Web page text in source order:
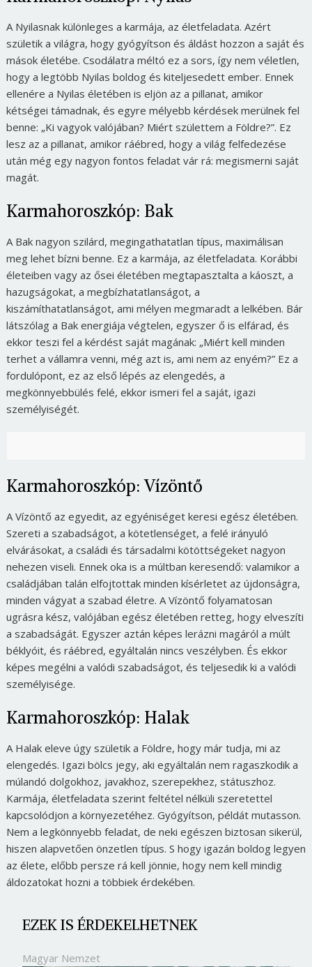
A Nyilasnak különleges a karmája, az életfeladata. Azért
születik a világra, hogy gyógyítson és áldást hozzon a saját és
mások életébe. Csodálatra méltó ez a sors, így nem véletlen,
hogy a legtöbb Nyilas boldog és kiteljesedett ember. Ennek
ellenére a Nyilas életében is eljön az a pillanat, amikor
kétségei támadnak, és egyre mélyebb kérdések merülnek fel
benne: „Ki vagyok valójában? Miért születtem a Földre?”. Ez
lesz az a pillanat, amikor ráébred, hogy a világ felfedezése
után még egy nagyon fontos feladat vár rá: megismerni saját
magát.
Karmahoroszkóp: Bak
A Bak nagyon szilárd, megingathatatlan típus, maximálisan
meg lehet bízni benne. Ez a karmája, az életfeladata. Korábbi
életeiben vagy az ősei életében megtapasztalta a káoszt, a
hazugságokat, a megbízhatatlanságot, a
kiszámíthatatlanságot, ami mélyen megmaradt a lelkében. Bár
látszólag a Bak energiája végtelen, egyszer ő is elfárad, és
ekkor teszi fel a kérdést saját magának: „Miért kell minden
terhet a vállamra venni, még azt is, ami nem az enyém?”Ez a
fordulópont, ez az első lépés az elengedés, a
megkönnyebbülés felé, ekkor ismeri fel a saját, igazi
személyiségét.
Karmahoroszkóp: Vízöntő
A Vízöntő az egyedit, az egyéniséget keresi egész életében.
Szereti a szabadságot, a kötetlenséget, a felé irányuló
elvárásokat, a családi és társadalmi kötöttségeket nagyon
nehezen viseli. Ennek oka is a múltban keresendő: valamikor a
családjában talán elfojtottak minden kísérletet az újdonságra,
minden vágyat a szabad életre. A Vízöntő folyamatosan
ugrásra kész, valójában egész életében retteg, hogy elveszíti
a szabadságát. Egyszer aztán képes lerázni magáról a múlt
béklyóit, és ráébred, egyáltalán nincs veszélyben. És ekkor
képes megélni a valódi szabadságot, és teljesedik ki a valódi
személyisége.
Karmahoroszkóp: Halak
A Halak eleve úgy születik a Földre, hogy már tudja, mi az
elengedés. Igazi bölcs jegy, aki egyáltalán nem ragaszkodik a
múlandó dolgokhoz, javakhoz, szerepekhez, státuszhoz.
Karmája, életfeladata szerint feltétel nélküli szeretettel
kapcsolódjon a környezetéhez. Gyógyítson, példát mutasson.
Nem a legkönnyebb feladat, de neki egészen biztosan sikerül,
hiszen alapvetően önzetlen típus. S hogy igazán boldog legyen
az élete, előbb persze rá kell jönnie, hogy nem kell mindig
áldozatokat hozni a többiek érdekében.
EZEK IS ÉRDEKELHETNEK
Magyar Nemzet